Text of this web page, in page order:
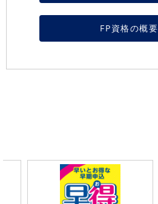
FP資格の概要